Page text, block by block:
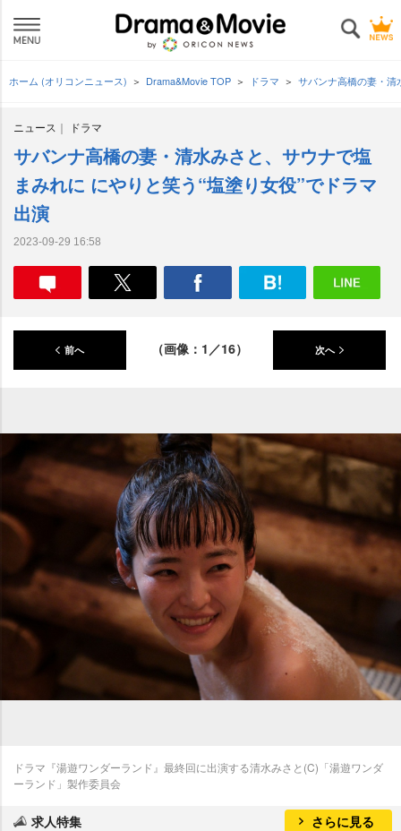
ホーム (オリコンニュース) Drama&Movie TOP ドラマ サバンナ高橋の妻・清
ニュース ドラマ
サバンナ高橋の妻・清水みさと、サウナで塩
まみれに にやりと笑う“塩塗り女役”でドラマ
出演
2023-09-29 16:58
前へ （画像：1／16） 次へ
ドラマ『湯遊ワンダーランド』最終回に出演する清水みさと(C)「湯遊ワンダ
ーランド」製作委員会
求人特集 さらに見る